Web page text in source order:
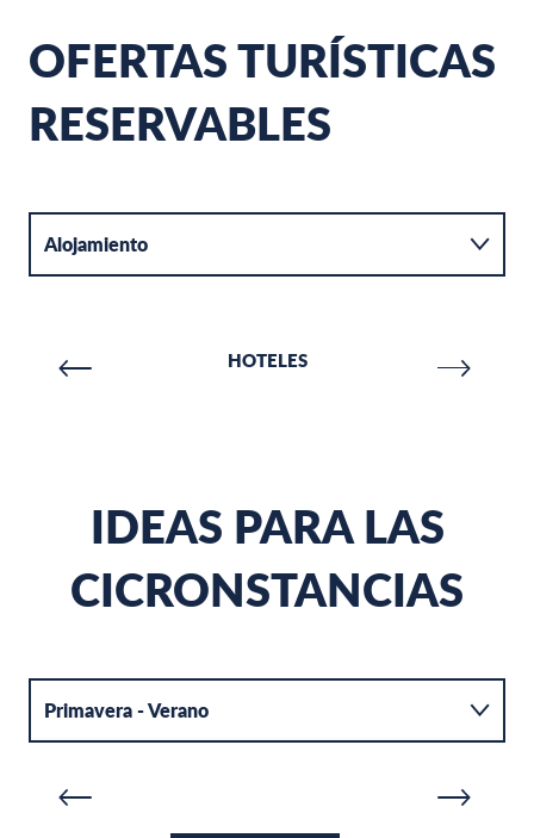
OFERTAS TURÍSTICAS
RESERVABLES
Alojamiento
Catering HOTELES
IDEAS PARA LAS
CICRONSTANCIAS
Primavera - Verano
PLAYAS
SEGUIR LEYENDO